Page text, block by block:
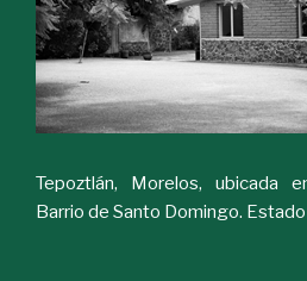
Tepoztlán, Morelos, ubicada
Barrio de Santo Domingo.